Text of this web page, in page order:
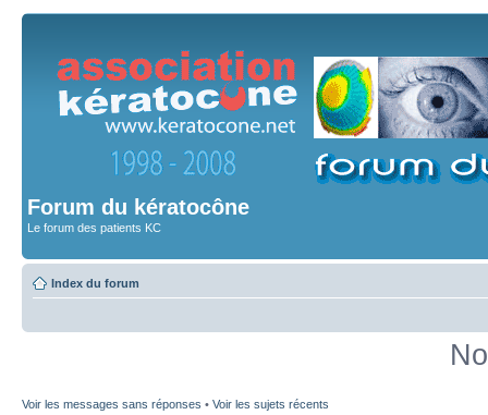
Forum du kératocône
Le forum des patients KC
Index du forum
Voir les messages sans réponses • Voir les sujets récents